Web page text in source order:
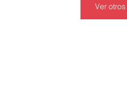
Ver